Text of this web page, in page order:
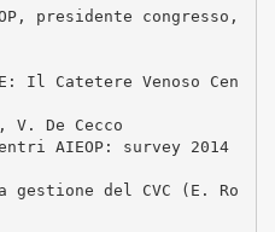
presidente congresso,
Il Catetere Venoso Cen
De Cecco
AIEOP: survey 2014
gestione del CVC (E. Ro